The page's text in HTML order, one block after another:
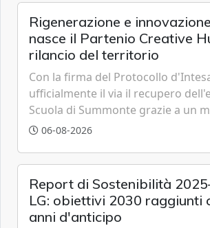
Rigenerazione e
nasce il Partenio Creative
rilancio del territorio
Con la firma del Protocollo
ufficialmente il via il recupero
Scuola di Summonte grazie a un
partenariato pubblico-privato e a
06-08-2026
Report di Sostenibilità
LG: obiettivi 2030 raggiunti
anni d'anticipo